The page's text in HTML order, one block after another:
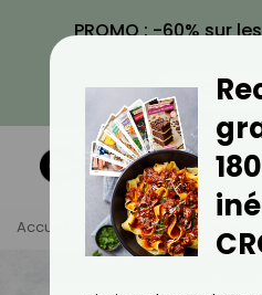
PROMO : -60% sur
VOIR LA
Accueil Tag Bien Manger